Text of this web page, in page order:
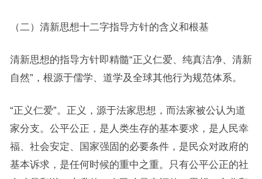
（二）清新思想十二字指导方针的含义和根基
清新思想的指导方针即精髓“正义仁爱、纯真洁净、清新
自然”，根源于儒学、道学及全球其他行为规范体系。
“正义仁爱”。正义，源于法家思想，而法家被公认为道
家分支。公平公正，是人类生存的基本要求，是人民幸
福、社会安定、国家强固的必要条件，是民众对政府的
基本诉求，是任何时候的重中之重。只有公平公正的社